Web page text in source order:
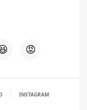
😡
INSTAGRAM